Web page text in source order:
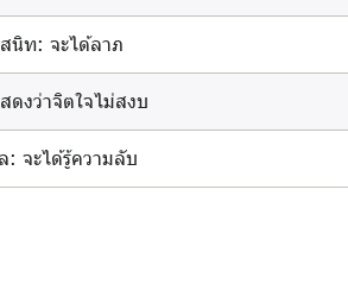
นิท: จะได้ลาภ
ดงว่าจิตใจไม่สงบ
: จะได้รู้ความลับ